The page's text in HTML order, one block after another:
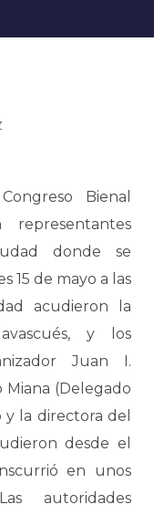
Bienal
donde se
15 de mayo a las
acudieron la
y los
Juan I.
Miana (Delegado
la directora del
desde el
en unos
autoridades